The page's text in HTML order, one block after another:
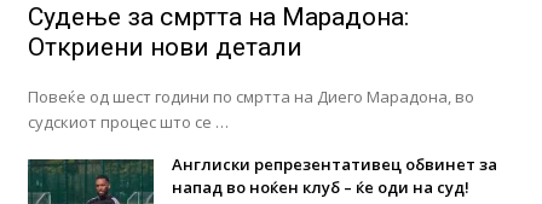
Судење за смртта на Марадона:
Откриени нови детали
Повеќе од шест години по смртта на Диего Марадона, во
судскиот процес што се …
Англиски репрезентативец обвинет за
напад во ноќен клуб – ќе оди на суд!